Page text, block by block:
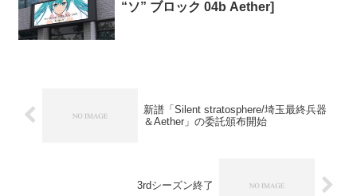
“ソ” ブロック 04b Aether]
新譜「Silent stratosphere/埼玉最終兵器
＆Aether」の委託頒布開始
3rdシーズン終了